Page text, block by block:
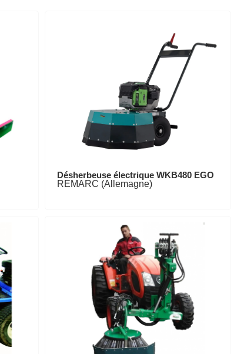
Désherbeuse électrique WKB480 EGO
REMARC (Allemagne)